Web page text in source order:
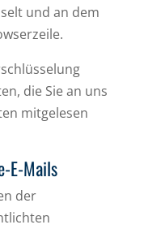
und an dem
die Sie an uns
mitgelesen
E-Mails
der